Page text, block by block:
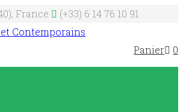
France (+33) 6 14 76 10 91
Panier 0